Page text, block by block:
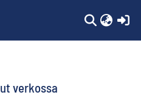
verkossa